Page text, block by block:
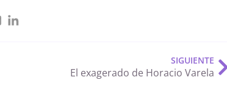
SIGUIENTE
El exagerado de Horacio Varela